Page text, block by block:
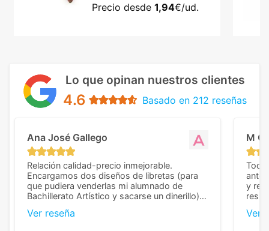
Precio desde 1,94€/ud.
Lo que opinan nuestros clientes
4.6 Basado en 212 reseñas
Ana José Gallego
Relación calidad-precio inmejorable.
Encargamos dos diseños de libretas (para
que pudiera venderlas mi alumnado de
Bachillerato Artístico y sacarse un dinerillo) y
diferencia, con libretas de muy buena calidad
Ver reseña
M C
Todo
y
Ver